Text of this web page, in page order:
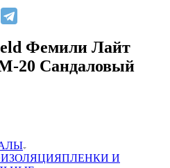
Фемили Лайт
20 Сандаловый
ПЛЕНКИ И